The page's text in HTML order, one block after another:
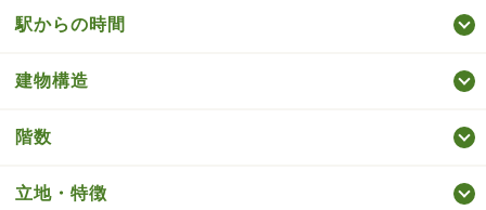
駅からの時間
建物構造
階数
立地・特徴